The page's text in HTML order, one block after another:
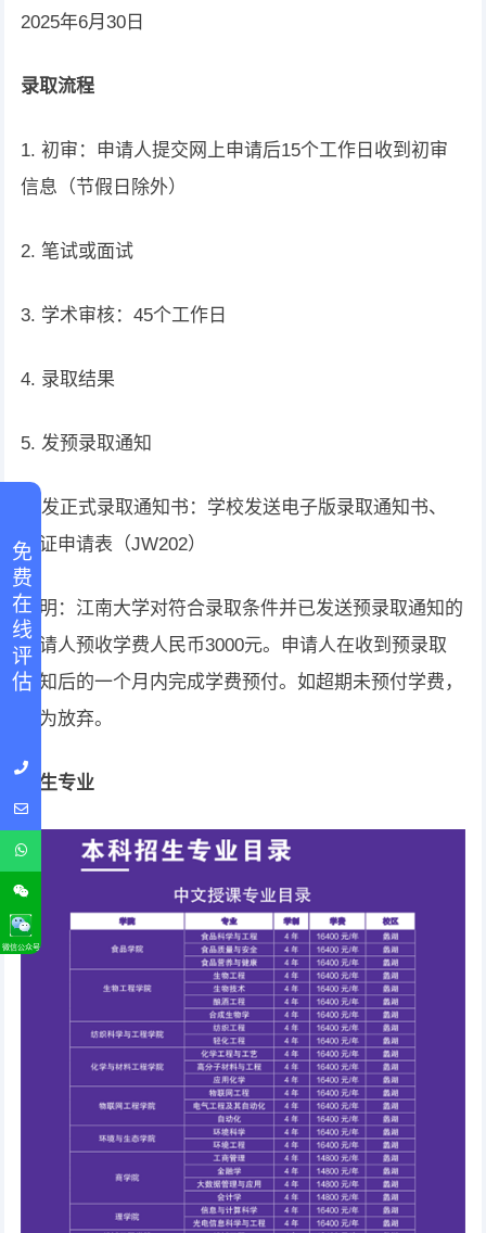
2025年6月30日
录取流程
1. 初审：申请人提交网上申请后15个工作日收到初审
信息（节假日除外）
2. 笔试或面试
3. 学术审核：45个工作日
4. 录取结果
5. 发预录取通知
6. 发正式录取通知书：学校发送电子版录取通知书、
签证申请表（JW202）
说明：江南大学对符合录取条件并已发送预录取通知的
申请人预收学费人民币3000元。申请人在收到预录取
通知后的一个月内完成学费预付。如超期未预付学费，
视为放弃。
招生专业
免 费 在 线 评 估
微信公众号